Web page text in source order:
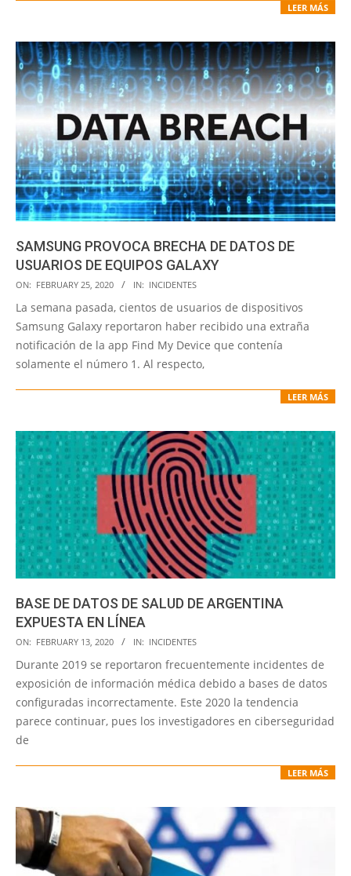
LEER MÁS
SAMSUNG PROVOCA BRECHA DE DATOS DE
USUARIOS DE EQUIPOS GALAXY
2020-
02-
25
ON: FEBRUARY 25, 2020 IN: INCIDENTES
La semana pasada, cientos de usuarios de dispositivos
Samsung Galaxy reportaron haber recibido una extraña
notificación de la app Find My Device que contenía
solamente el número 1. Al respecto,
LEER MÁS
BASE DE DATOS DE SALUD DE ARGENTINA
EXPUESTA EN LÍNEA
2020-
02-
13
ON: FEBRUARY 13, 2020 IN: INCIDENTES
Durante 2019 se reportaron frecuentemente incidentes de
exposición de información médica debido a bases de datos
configuradas incorrectamente. Este 2020 la tendencia
parece continuar, pues los investigadores en ciberseguridad
de
LEER MÁS